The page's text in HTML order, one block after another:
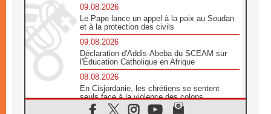
09.08.2026
Le Pape lance un appel à la paix au Soudan
et à la protection des civils
09.08.2026
Déclaration d'Addis-Abeba du SCEAM sur
l'Éducation Catholique en Afrique
08.08.2026
En Cisjordanie, les chrétiens se sentent
seuls face à la violence des colons
08.08.2026